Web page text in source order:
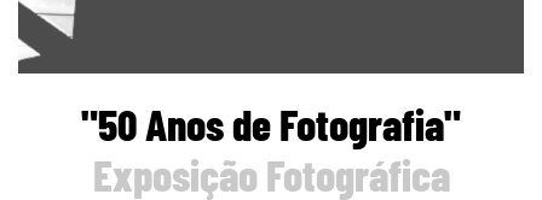
"50 Anos de Fotografia"
Exposição Fotográfica